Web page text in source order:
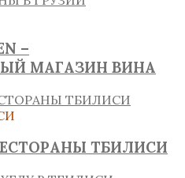
–
МАГАЗИН ВИНА
ТБИЛИСИ